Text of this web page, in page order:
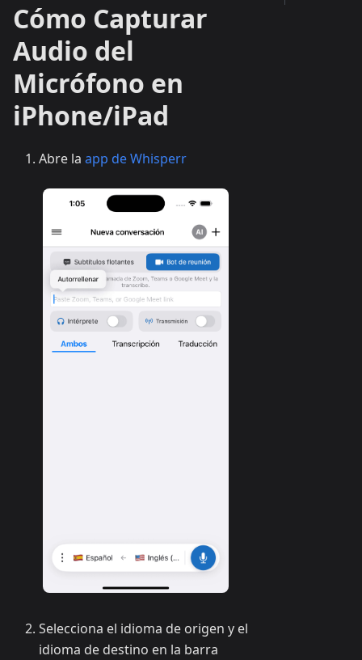
Cómo Capturar
Audio del
Micrófono en
iPhone/iPad
Abre la app de Whisperr
Selecciona el idioma de origen y el
idioma de destino en la barra